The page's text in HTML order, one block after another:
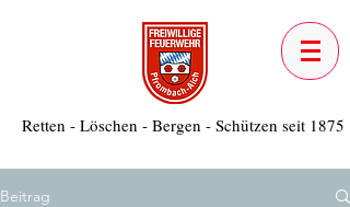
Retten - Löschen - Bergen - Schützen seit 1875
Beitrag